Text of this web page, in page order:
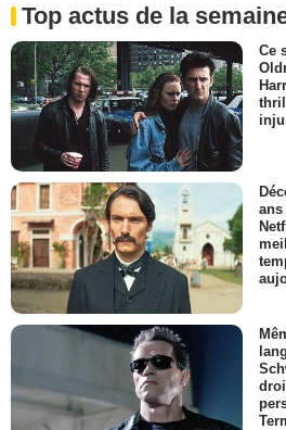
Top actus de la
Ce
ans